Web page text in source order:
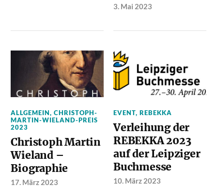
3. Mai 2023
ALLGEMEIN,CHRISTOPH-
MARTIN-WIELAND-PREIS
2023
Christoph Martin
Wieland –
Biographie
17. März 2023
EVENT,REBEKKA
Verleihung der
REBEKKA 2023
auf der Leipziger
Buchmesse
10. März 2023